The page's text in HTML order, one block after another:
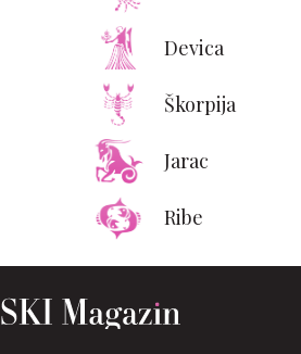
Devica
Škorpija
Jarac
Ribe